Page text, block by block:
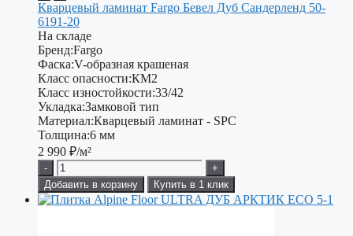
Кварцевый ламинат Fargo Бевел Дуб Сандерленд 50-
6191-20
На складе
Бренд:Fargo
Фаска:V-образная крашеная
Класс опасности:КМ2
Класс изностойкости:33/42
Укладка:Замковой тип
Материал:Кварцевый ламинат - SPC
Толщина:6 мм
2 990 ₽/м²
-
+
Добавить в корзину
Купить в 1 клик